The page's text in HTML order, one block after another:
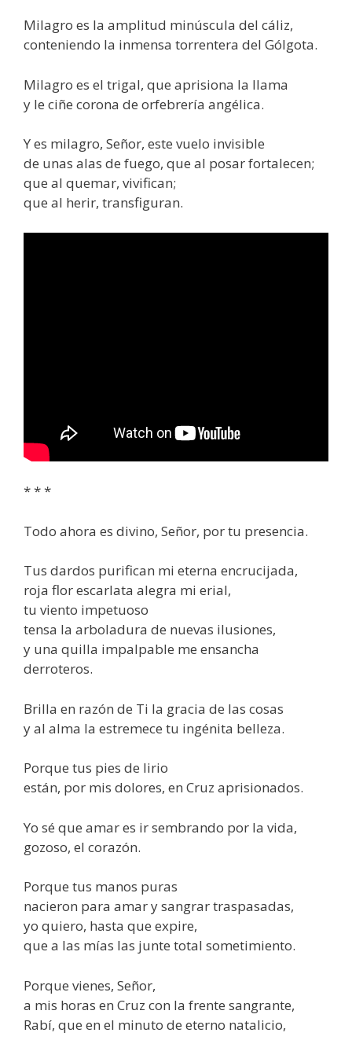
Milagro es la amplitud minúscula del cáliz,
conteniendo la inmensa torrentera del Gólgota.
Milagro es el trigal, que aprisiona la llama
y le ciñe corona de orfebrería angélica.
Y es milagro, Señor, este vuelo invisible
de unas alas de fuego, que al posar fortalecen;
que al quemar, vivifican;
que al herir, transfiguran.
* * *
Todo ahora es divino, Señor, por tu presencia.
Tus dardos purifican mi eterna encrucijada,
roja flor escarlata alegra mi erial,
tu viento impetuoso
tensa la arboladura de nuevas ilusiones,
y una quilla impalpable me ensancha
derroteros.
Brilla en razón de Ti la gracia de las cosas
y al alma la estremece tu ingénita belleza.
Porque tus pies de lirio
están, por mis dolores, en Cruz aprisionados.
Yo sé que amar es ir sembrando por la vida,
gozoso, el corazón.
Porque tus manos puras
nacieron para amar y sangrar traspasadas,
yo quiero, hasta que expire,
que a las mías las junte total sometimiento.
Porque vienes, Señor,
a mis horas en Cruz con la frente sangrante,
Rabí, que en el minuto de eterno natalicio,